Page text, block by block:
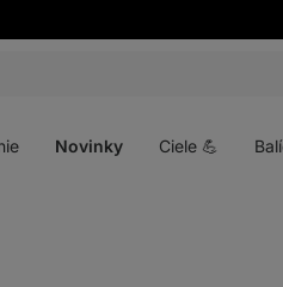
Novinky Ciele 💪